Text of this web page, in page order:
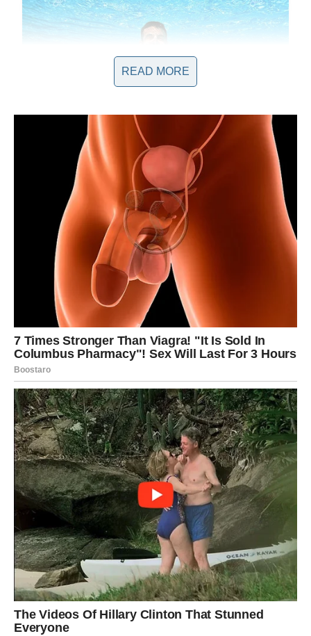
Atmosfera na njenim koncertima često izaziva suze, smijeh i
zajedničko pjevanje, pokazujući koliko muzika može povezati
ljude. U jednom trenutku, dok je izvodila pjesmu “Nesreća”,
publika je zaplakala, a Marija je, umjesto da se povuče,
otvoreno razgovarala o svojim iskustvima gubitka. Ova
interakcija sa publikom dodatno osnažuje njen status kao
umjetnice koja ne samo da izvodi muziku, već i gradi mostove
READ MORE